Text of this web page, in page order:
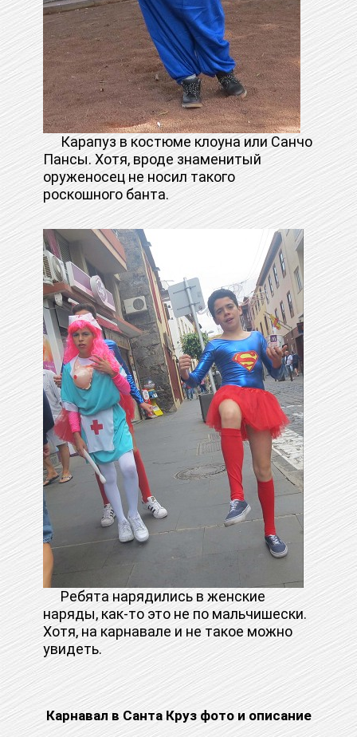
Карапуз в костюме клоуна или Санчо
Пансы. Хотя, вроде знаменитый
оруженосец не носил такого
роскошного банта.
Ребята нарядились в женские
наряды, как-то это не по мальчишески.
Хотя, на карнавале и не такое можно
увидеть.
Карнавал в Санта Круз фото и описание